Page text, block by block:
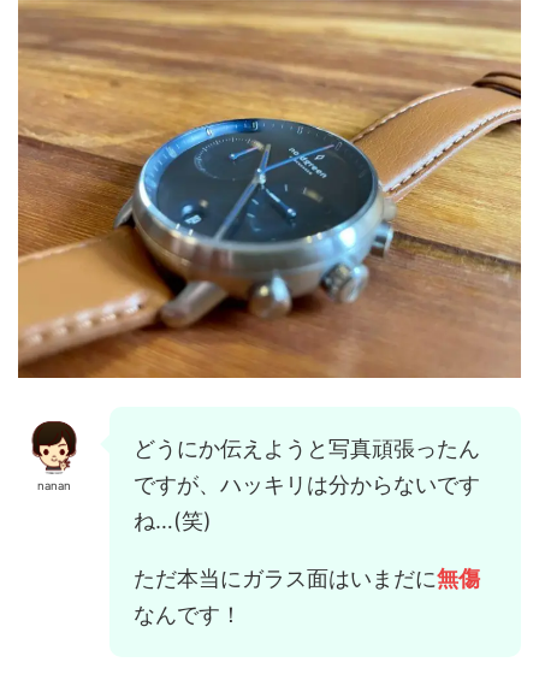
nanan
どうにか伝えようと写真頑張ったん
ですが、ハッキリは分からないです
ね…(笑)
ただ本当にガラス面はいまだに無傷
なんです！